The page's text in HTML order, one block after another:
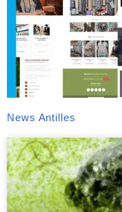
News Antilles